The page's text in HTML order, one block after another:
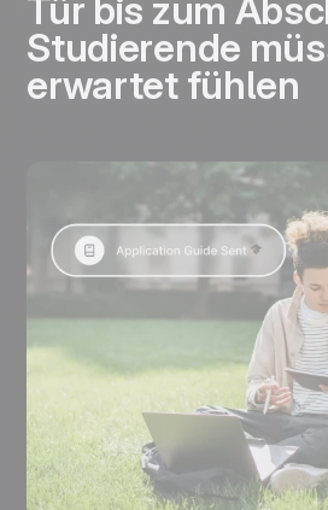
Tür bis zum
Studierende
erwartet fühlen